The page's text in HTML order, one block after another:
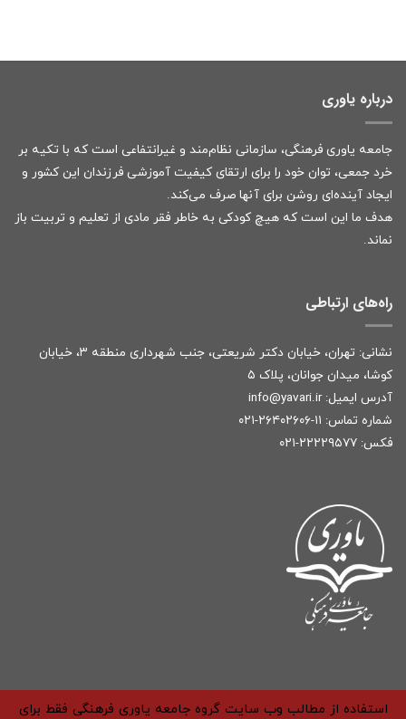
درباره یاوری
جامعه یاوری فرهنگی، سازمانی نظام‌مند و غیرانتفاعی است که با تکیه بر
خرد جمعی، توان خود را برای ارتقای کیفیت آموزشی فرزندان این کشور و
ایجاد آینده‌ای روشن برای آنها صرف می‌کند.
هدف ما این است که هیچ کودکی به خاطر فقر مادی از تعلیم و تربیت باز
نماند.
راه‌های ارتباطی
نشانی: تهران، خیابان دکتر شریعتی، جنب شهرداری منطقه ۳، خیابان
کوشا، میدان جوانان، پلاک ۵
آدرس ایمیل: info@yavari.ir
شماره تماس: ۱۱-۲۶۴۰۲۶۰۶-۰۲۱
فکس: ۲۲۲۲۹۵۷۷-۰۲۱
استفاده از مطالب وب سایت گروه جامعه یاوری فرهنگی فقط برای